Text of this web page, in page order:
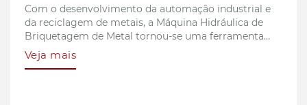
automação industrial e
Hidráulica de
se uma ferramenta
eficiência da
do
A Máquina Briquetadeira
crítica nas indústrias
transformando pó de ferro,